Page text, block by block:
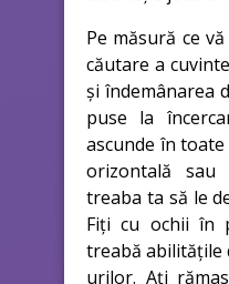
Pe măsură ce
căutare a
și îndemânarea
puse la
ascunde în
orizontală
treaba ta să le
Fiți cu ochii în
treabă abilitățile
urilor. Ați